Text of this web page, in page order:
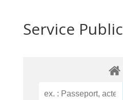
Service Public